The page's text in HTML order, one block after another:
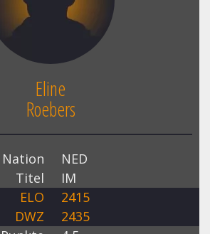
Eline
Roebers
Nation
NED
Titel
IM
ELO
2415
DWZ
2435